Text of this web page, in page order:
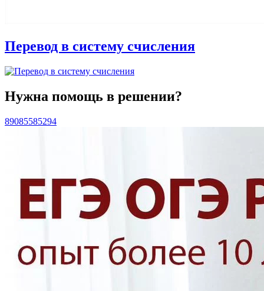
Перевод в систему счисления
Нужна помощь в решении?
89085585294